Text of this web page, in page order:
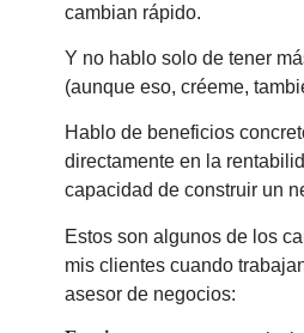
cambian rápido.
Y no hablo solo de tener
(aunque eso, créeme,
Hablo de beneficios
directamente en la
capacidad de construir un
Estos son algunos de los
mis clientes cuando
asesor de negocios: